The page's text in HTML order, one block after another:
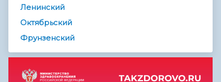
Ленинский
Октябрьский
Фрунзенский